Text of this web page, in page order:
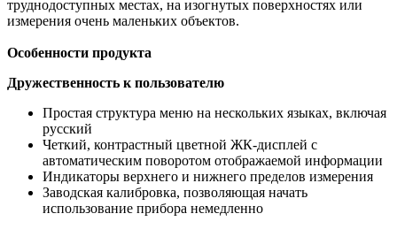
труднодоступных местах, на изогнутых поверхностях или
измерения очень маленьких объектов.
Особенности продукта
Дружественность к пользователю
Простая структура меню на нескольких языках, включая
русский
Четкий, контрастный цветной ЖК-дисплей с
автоматическим поворотом отображаемой информации
Индикаторы верхнего и нижнего пределов измерения
Заводская калибровка, позволяющая начать
использование прибора немедленно